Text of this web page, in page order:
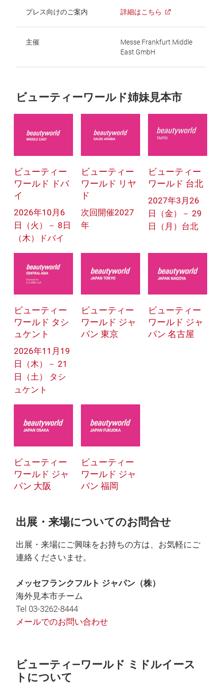
プレス向けのご案内 詳細はこちら
主催
Messe Frankfurt Middle
East GmbH
ビューティーワールド姉妹見本市
ビューティー
ワールド ドバ
イ
2026年10月6
日（火）－ 8日
（木）ドバイ
ビューティー
ワールド リヤ
ド
次回開催2027
年
ビューティー
ワールド 台北
2027年3月26
日（金）－ 29
日（月）台北
ビューティー
ワールド タシ
ュケント
2026年11月19
日（木）－ 21
日（土） タシ
ュケント
ビューティー
ワールド ジャ
パン 東京
ビューティー
ワールド ジャ
パン 名古屋
ビューティー
ワールド ジャ
パン 大阪
ビューティー
ワールド ジャ
パン 福岡
出展・来場についてのお問合せ
出展・来場にご興味をお持ちの方は、お気軽にご
連絡くださいませ。
メッセフランクフルト ジャパン（株）
海外見本市チーム
Tel 03-3262-8444
メールでのお問い合わせ
ビューティ―ワールド ミドルイース
トについて